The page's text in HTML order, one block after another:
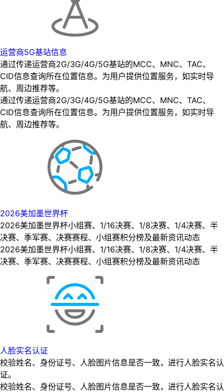
运营商5G基站信息
通过传递运营商2G/3G/4G/5G基站的MCC、MNC、TAC、
CID信息查询所在位置信息。为用户提供位置服务，如实时导
航、周边推荐等。
通过传递运营商2G/3G/4G/5G基站的MCC、MNC、TAC、
CID信息查询所在位置信息。为用户提供位置服务，如实时导
航、周边推荐等。
2026美加墨世界杯
2026美加墨世界杯小组赛、1/16决赛、1/8决赛、1/4决赛、半
决赛、季军赛、决赛赛程、小组赛积分榜及最新资讯动态
2026美加墨世界杯小组赛、1/16决赛、1/8决赛、1/4决赛、半
决赛、季军赛、决赛赛程、小组赛积分榜及最新资讯动态
人脸实名认证
校验姓名、身份证号、人脸图片信息是否一致，进行人脸实名认
证。
校验姓名、身份证号、人脸图片信息是否一致，进行人脸实名认